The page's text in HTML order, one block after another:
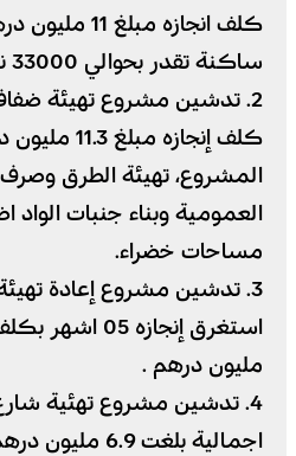
كلف انجازه
ساكنة تقدر بحوالي 33000 نسمة.
2. تدشين مشروع تهيئة ضفاف
كلف إنجازه
المشروع، تهيئة الطرق وصرف
العمومية وبناء جنبات الواد
مساحات خضراء.
3. تدشين مشروع إعادة
مليون درهم .
4. تدشين مشروع تهئية
اجمالية بلغت 6.9 مليون درهم.